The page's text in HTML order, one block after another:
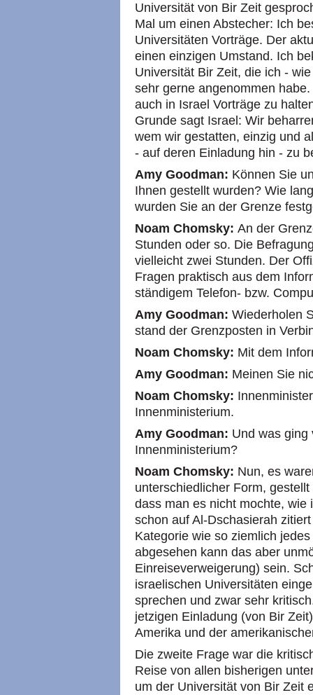
Universität von Bir Zeit
Mal um einen Abstecher: Ich
Universitäten Vorträge. Der
einen einzigen Umstand. Ich
Universität Bir Zeit, die ich -
sehr gerne angenommen
auch in Israel Vorträge zu
Grunde sagt Israel: Wir
wem wir gestatten, einzig und
- auf deren Einladung hin - zu
Amy Goodman: Können Sie
Ihnen gestellt wurden? Wie
wurden Sie an der Grenze
Noam Chomsky: An der
Stunden oder so. Die
vielleicht zwei Stunden. Der
Fragen praktisch aus dem
ständigem Telefon- bzw.
Amy Goodman: Wiederholen
stand der Grenzposten in
Noam Chomsky: Mit dem
Amy Goodman: Meinen Sie
Noam Chomsky:
Innenministerium.
Amy Goodman: Und was ging
Innenministerium?
Noam Chomsky: Nun, es
unterschiedlicher Form,
dass man es nicht mochte, wie
schon auf Al-Dschasierah
Kategorie wie so ziemlich
abgesehen kann das aber
Einreiseverweigerung) sein.
israelischen Universitäten
sprechen und zwar sehr
jetzigen Einladung (von Bir
Amerika und der
Die zweite Frage war die
Reise von allen bisherigen
um der Universität von Bir Zeit